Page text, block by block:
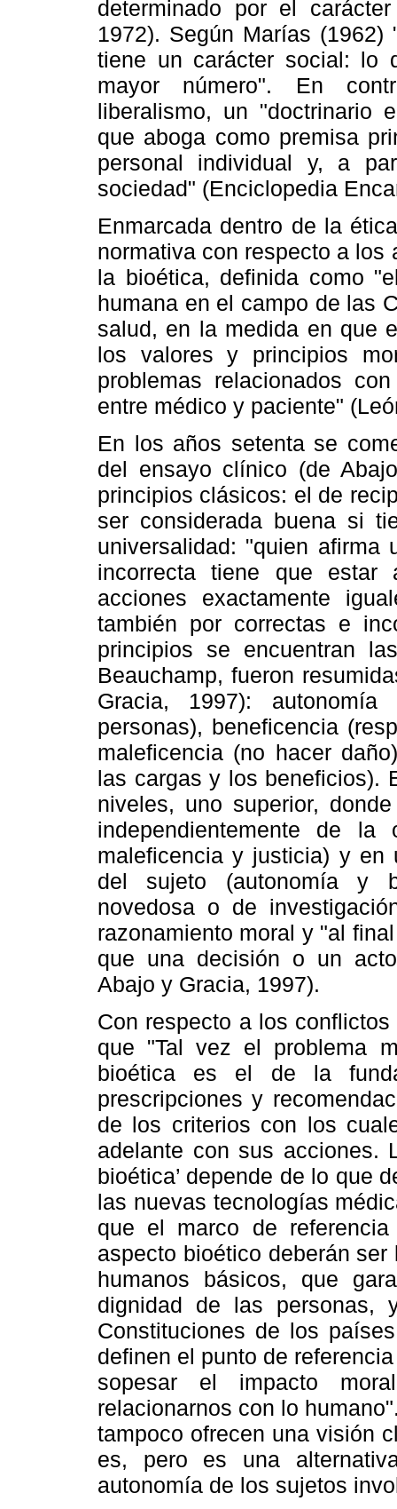
determinado por el
1972). Según Marías
tiene un carácter social: lo
mayor número". En
liberalismo, un "doctrinario
que aboga como premisa
personal individual y, a
sociedad" (Enciclopedia
Enmarcada dentro de la
normativa con respecto a
la bioética, definida como
humana en el campo de las
salud, en la medida en que
los valores y principios
problemas relacionados
entre médico y paciente"
En los años setenta se
del ensayo clínico (de
principios clásicos: el de
ser considerada buena si
universalidad: "quien afirma
incorrecta tiene que
acciones exactamente
también por correctas e
principios se encuentran
Beauchamp, fueron
Gracia, 1997):
personas), beneficencia
maleficencia (no hacer
las cargas y los beneficios).
niveles, uno superior,
independientemente de
maleficencia y justicia) y
del sujeto (autonomía y
novedosa o de
razonamiento moral y "al
que una decisión o un
Abajo y Gracia, 1997).
Con respecto a los
que "Tal vez el problema
bioética es el de la
prescripciones y
de los criterios con los
adelante con sus acciones.
bioética’ depende de lo que
las nuevas tecnologías
que el marco de
aspecto bioético deberán
humanos básicos, que
dignidad de las personas,
Constituciones de los
definen el punto de
sopesar el impacto
relacionarnos con lo
tampoco ofrecen una visión
es, pero es una
autonomía de los sujetos